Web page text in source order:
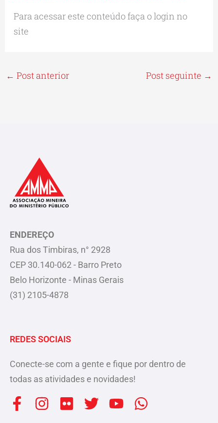
Para acessar este conteúdo faça o login no
site
← Post anterior Post seguinte →
ENDEREÇO
Rua dos Timbiras, n° 2928
CEP 30.140-062 - Barro Preto
Belo Horizonte - Minas Gerais
(31) 2105-4878
REDES SOCIAIS
Conecte-se com a gente e fique por dentro de
todas as atividades e novidades!
F
a
I F T Y W